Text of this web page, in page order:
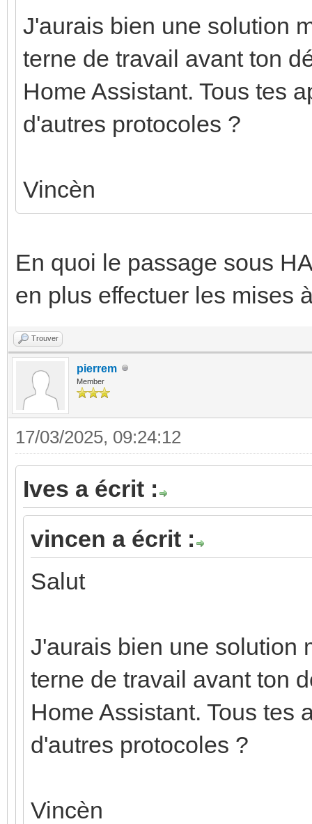
J'aurais bien une solution
terne de travail avant ton
Home Assistant. Tous tes
d'autres protocoles ?
Vincèn
En quoi le passage sous
en plus effectuer les mises
Trouver
pierrem
Member
17/03/2025, 09:24:12
Ives a écrit :
vincen a écrit :
Salut
J'aurais bien une solution
terne de travail avant ton
Home Assistant. Tous tes
d'autres protocoles ?
Vincèn